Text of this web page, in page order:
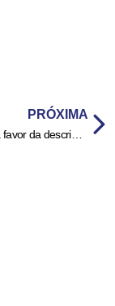
PRÓXIMA
Barroso vota a favor da descriminalização do aborto até 12 semanas em seu último ato no STF